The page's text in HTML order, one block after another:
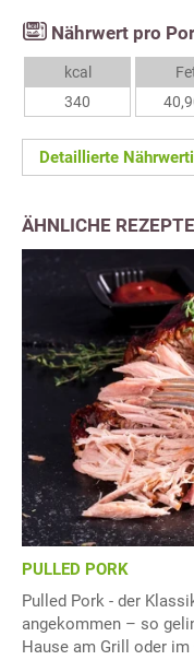
Nährwert pro
kcal
340
Detaillierte
ÄHNLICHE REZEPTE
PULLED PORK
Pulled Pork - der
angekommen – so
Hause am Grill oder im